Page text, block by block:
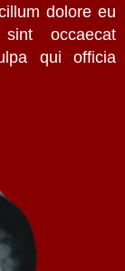
dolore eu
occaecat
qui officia